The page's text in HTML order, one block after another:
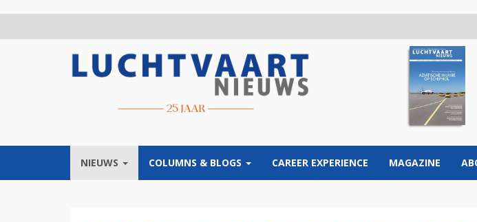
NIEUWS COLUMNS & BLOGS CAREER EXPERIENCE MAGAZINE